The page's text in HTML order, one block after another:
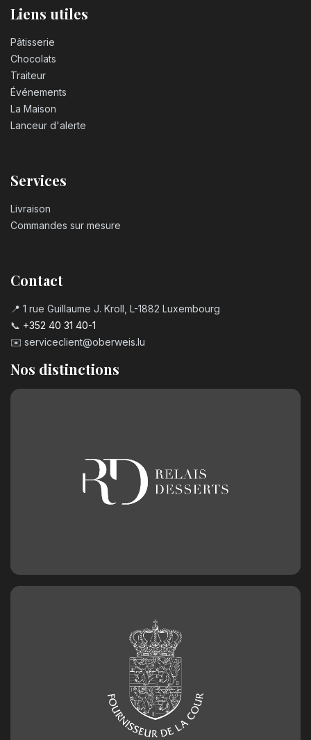
Liens utiles
Pâtisserie
Chocolats
Traiteur
Événements
La Maison
Lanceur d'alerte
Services
Livraison
Commandes sur mesure
Contact
📍 1 rue Guillaume J. Kroll, L-1882 Luxembourg
📞 +352 40 31 40-1
✉️ serviceclient@oberweis.lu
Nos distinctions